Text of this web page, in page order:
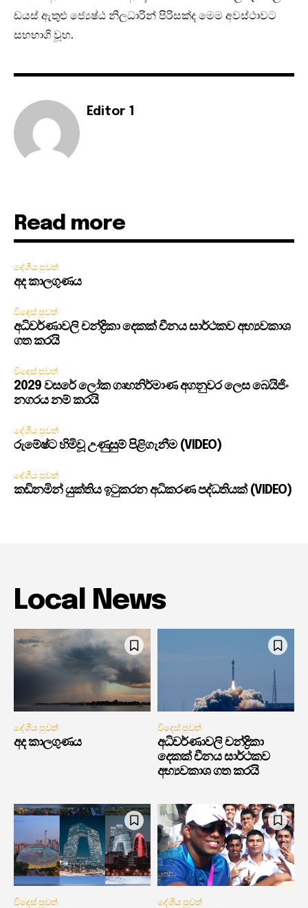
ඩයස් ඇතුළු ජ්‍යෙෂ්ඨ නිලධාරින් පිරිසක්ද මෙම අවස්ථාවට
සහභාගි වූහ.
Editor 1
Read more
දේශීය පුවත්
අද කාලගුණය
විදෙස් පුවත්
අධිවර්ණාවලි චන්ද්‍රිකා දෙකක් චීනය සාර්ථකව අභ්‍යවකාශ
ගත කරයි
විදෙස් පුවත්
2029 වසරේ ලෝක ගෘහනිර්මාණ අගනුවර ලෙස බෙයිජිං
නගරය නම් කරයි
දේශීය පුවත්
රුමේෂ්ට හිමිවූ උණුසුම් පිළිගැනීම (VIDEO)
දේශීය පුවත්
කඩිනමින් යුක්තිය ඉටුකරන අධිකරණ පද්ධතියක් (VIDEO)
Local News
දේශීය පුවත්
අද කාලගුණය
විදෙස් පුවත්
අධිවර්ණාවලි චන්ද්‍රිකා
දෙකක් චීනය සාර්ථකව
අභ්‍යවකාශ ගත කරයි
විදෙස් පුවත් දේශීය පුවත්